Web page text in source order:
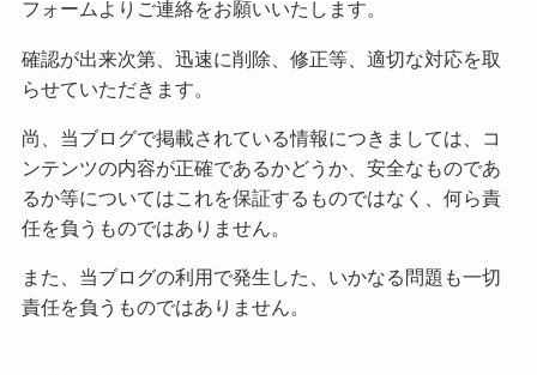
フォームよりご連絡をお願いいたします。
確認が出来次第、迅速に削除、修正等、適切な対応を取
らせていただきます。
尚、当ブログで掲載されている情報につきましては、コ
ンテンツの内容が正確であるかどうか、安全なものであ
るか等についてはこれを保証するものではなく、何ら責
任を負うものではありません。
また、当ブログの利用で発生した、いかなる問題も一切
責任を負うものではありません。